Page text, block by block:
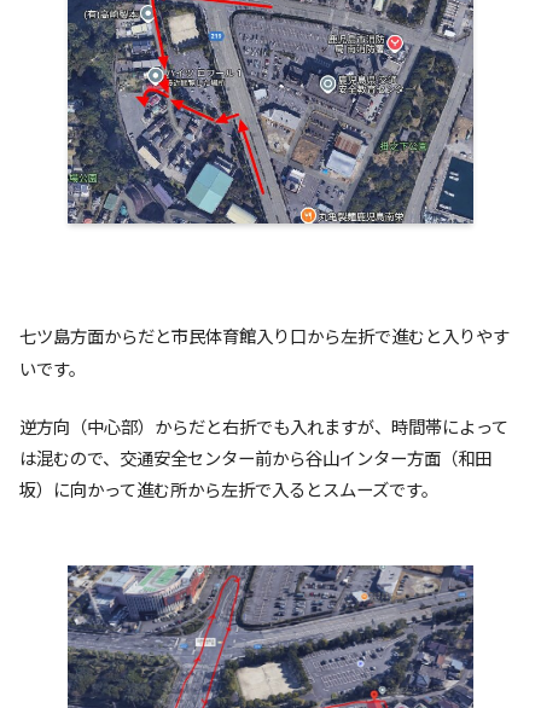
七ツ島方面からだと市民体育館入り口から左折で進むと入りやす
いです。
逆方向（中心部）からだと右折でも入れますが、時間帯によって
は混むので、交通安全センター前から谷山インター方面（和田
坂）に向かって進む所から左折で入るとスムーズです。